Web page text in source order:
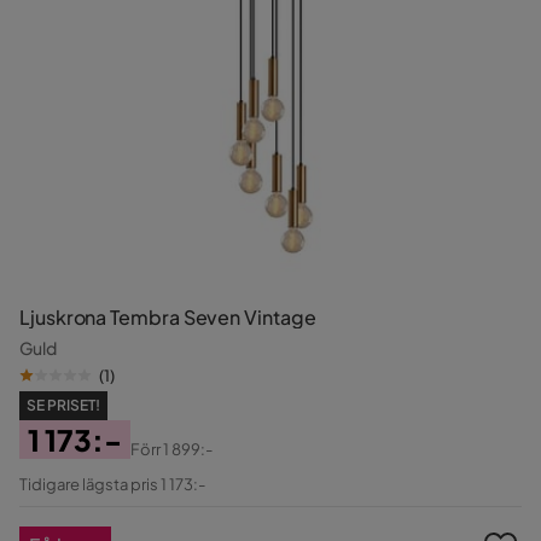
Ljuskrona Tembra Seven Vintage
Guld
(1)
SE PRISET!
Pris
1 173:-
Original
Förr1 899:-
Tidigare lägsta pris 1 173:-